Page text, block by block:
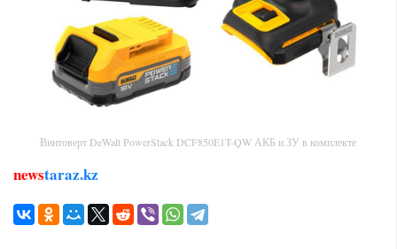
Винтоверт DeWalt PowerStack DCF850E1T-QW АКБ и ЗУ в комплекте
newstaraz.kz